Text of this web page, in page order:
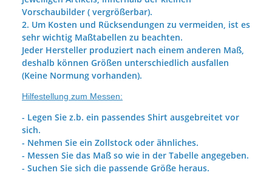
Vorschaubilder ( vergrößerbar).
2. Um Kosten und Rücksendungen zu vermeiden, ist es
sehr wichtig Maßtabellen zu beachten.
Jeder Hersteller produziert nach einem anderen Maß,
deshalb können Größen unterschiedlich ausfallen
(Keine Normung vorhanden).
Hilfestellung zum Messen:
- Legen Sie z.b. ein passendes Shirt ausgebreitet vor
sich.
- Nehmen Sie ein Zollstock oder ähnliches.
- Messen Sie das Maß so wie in der Tabelle angegeben.
- Suchen Sie sich die passende Größe heraus.